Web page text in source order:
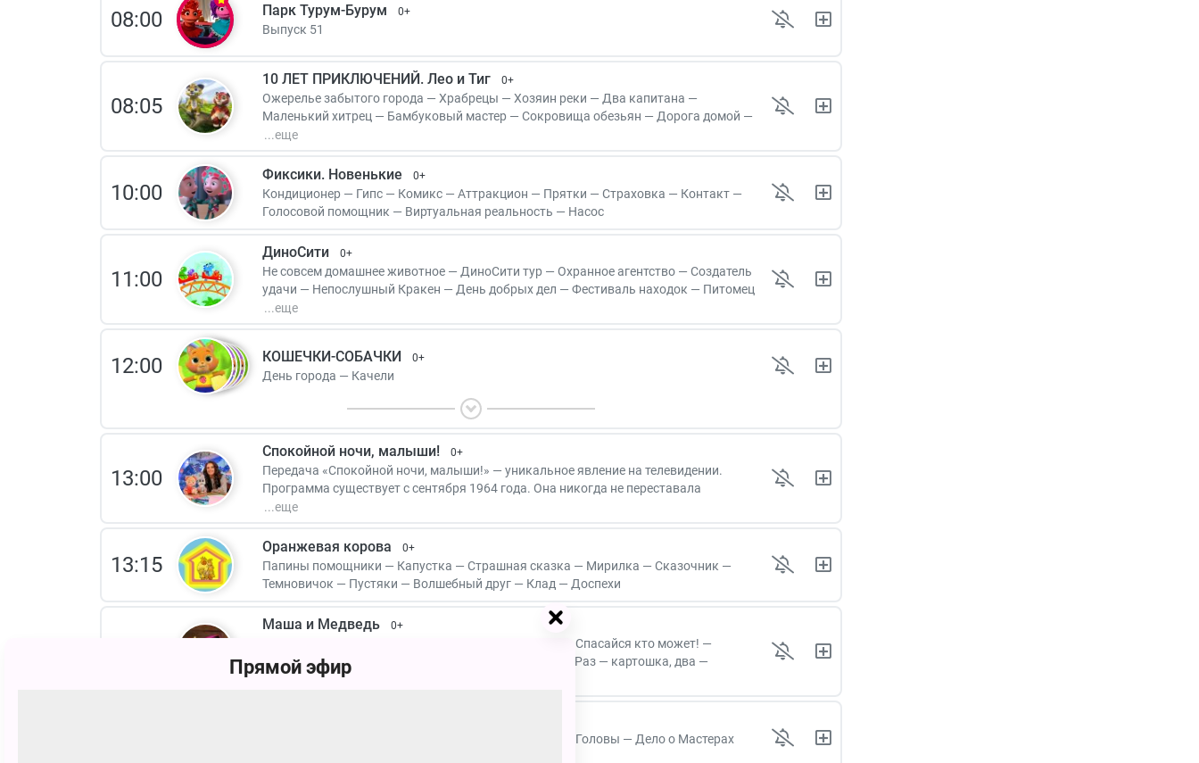
08:00 Парк Турум-Бурум 0+
Выпуск 51
08:05
10 ЛЕТ ПРИКЛЮЧЕНИЙ. Лео и Тиг 0+
Ожерелье забытого города — Храбрецы — Хозяин реки — Два капитана —
Маленький хитрец — Бамбуковый мастер — Сокровища обезьян — Дорога домой —
Агидель — Домовик — Дух игры
10:00
Фиксики. Новенькие 0+
Кондиционер — Гипс — Комикс — Аттракцион — Прятки — Страховка — Контакт —
Голосовой помощник — Виртуальная реальность — Насос
11:00
ДиноСити 0+
Не совсем домашнее животное — ДиноСити тур — Охранное агентство — Создатель
удачи — Непослушный Кракен — День добрых дел — Фестиваль находок — Питомец
на день — Прятки — Шлем чудес — Рыцарский квест
12:00 КОШЕЧКИ-СОБАЧКИ 0+
День города — Качели
0+
13:00
Спокойной ночи, малыши! 0+
Передача «Спокойной ночи, малыши!» — уникальное явление на телевидении.
Программа существует с сентября 1964 года. Она никогда не переставала
выходить в эфир и всегда была популярной. Ее смотрит уже третье поколение.
13:15
Оранжевая корова 0+
Папины помощники — Капустка — Страшная сказка — Мирилка — Сказочник —
Темновичок — Пустяки — Волшебный друг — Клад — Доспехи
Маша и Медведь 0+
Удар, ещё удар! — Кушать подано! — Чудо в перьях — Спасайся кто может! —
Суперпицца — Мечтать полезно — Всем нужен гол! — Раз — картошка, два —
морковка! — И снова фокусы! — Кинотеатр — Game Over
Дело о Кнопке счастья — Дело о роботе Боре — Дело Головы — Дело о Мастерах
Прямой эфир